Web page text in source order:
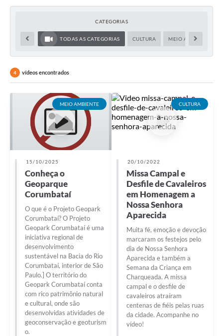
CATEGORIAS
TODAS AS CATEGORIAS CULTURA MEIO AMBIENTE
4 vídeos encontrados
MEIO AMBIENTE
15/10/2025
Conheça o
Geoparque
Corumbataí
O que é o Projeto Geopark
Corumbataí? O Projeto
Geopark Corumbataí é uma
iniciativa regional de
desenvolvimento
sustentável na Bacia do Rio
Corumbataí, interior de São
Paulo.] O território do
Geopark Corumbataí conta
com rico patrimônio natural
e cultural, onde são
desenvolvidas atividades de
geoconservação e geoturism
o.
CULTURA
20/10/2022
Missa Campal e
Desfile de Cavaleiros
em Homenagem a
Nossa Senhora
Aparecida
Muita fé, emoção e devoção
marcaram os festejos pelo
dia de Nossa Senhora
Aparecida e também a
Semana da Criança em
Charqueada. A missa
campal e o desfile de
cavaleiros atraíram
centenas de fiéis pelas ruas
da cidade. Acompanhe no
vídeo!